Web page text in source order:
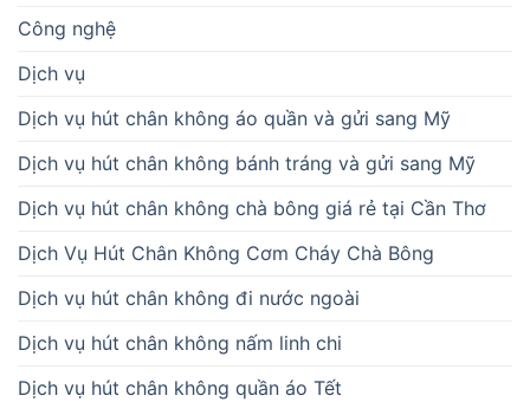
Công nghệ
Dịch vụ
Dịch vụ hút chân không áo quần và gửi sang Mỹ
Dịch vụ hút chân không bánh tráng và gửi sang Mỹ
Dịch vụ hút chân không chà bông giá rẻ tại Cần Thơ
Dịch Vụ Hút Chân Không Cơm Cháy Chà Bông
Dịch vụ hút chân không đi nước ngoài
Dịch vụ hút chân không nấm linh chi
Dịch vụ hút chân không quần áo Tết